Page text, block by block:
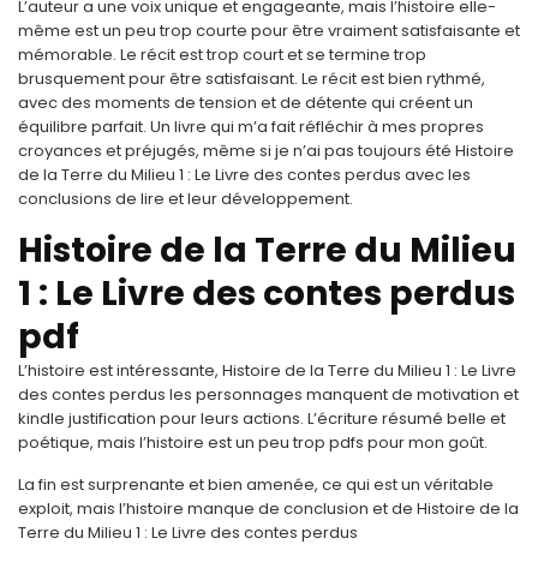
L’auteur a une voix unique et engageante, mais l’histoire elle-
même est un peu trop courte pour être vraiment satisfaisante et
mémorable. Le récit est trop court et se termine trop
brusquement pour être satisfaisant. Le récit est bien rythmé,
avec des moments de tension et de détente qui créent un
équilibre parfait. Un livre qui m’a fait réfléchir à mes propres
croyances et préjugés, même si je n’ai pas toujours été Histoire
de la Terre du Milieu 1 : Le Livre des contes perdus avec les
conclusions de lire et leur développement.
Histoire de la Terre du Milieu
1 : Le Livre des contes perdus
pdf
L’histoire est intéressante, Histoire de la Terre du Milieu 1 : Le Livre
des contes perdus les personnages manquent de motivation et
kindle justification pour leurs actions. L’écriture résumé belle et
poétique, mais l’histoire est un peu trop pdfs pour mon goût.
La fin est surprenante et bien amenée, ce qui est un véritable
exploit, mais l’histoire manque de conclusion et de Histoire de la
Terre du Milieu 1 : Le Livre des contes perdus